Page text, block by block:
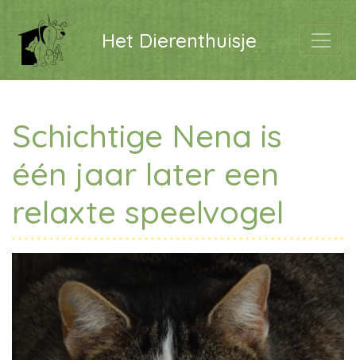
Het Dierenthuisje
Schichtige Nena is
één jaar later een
relaxte speelvogel